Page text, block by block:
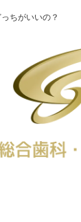
ちがいいの？